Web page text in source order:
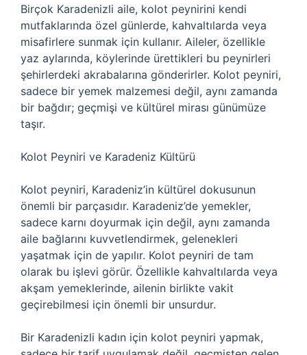
Birçok Karadenizli aile, kolot peynirini kendi
mutfaklarında özel günlerde, kahvaltılarda veya
misafirlere sunmak için kullanır. Aileler, özellikle
yaz aylarında, köylerinde ürettikleri bu peynirleri
şehirlerdeki akrabalarına gönderirler. Kolot peyniri,
sadece bir yemek malzemesi değil, aynı zamanda
bir bağdır; geçmişi ve kültürel mirası günümüze
taşır.
Kolot Peyniri ve Karadeniz Kültürü
Kolot peyniri, Karadeniz’in kültürel dokusunun
önemli bir parçasıdır. Karadeniz’de yemekler,
sadece karnı doyurmak için değil, aynı zamanda
aile bağlarını kuvvetlendirmek, gelenekleri
yaşatmak için de yapılır. Kolot peyniri de tam
olarak bu işlevi görür. Özellikle kahvaltılarda veya
akşam yemeklerinde, ailenin birlikte vakit
geçirebilmesi için önemli bir unsurdur.
Bir Karadenizli kadın için kolot peyniri yapmak,